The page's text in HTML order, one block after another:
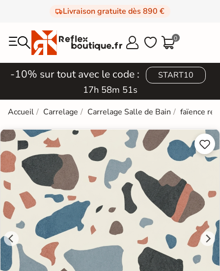
Livraison gratuite dès 890 €
  0
-10% sur tout avec le code : START10
17h 58m 50s
Accueil Carrelage Carrelage Salle de Bain faïence

